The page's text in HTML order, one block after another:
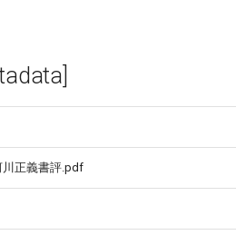
川正義書評.pdf